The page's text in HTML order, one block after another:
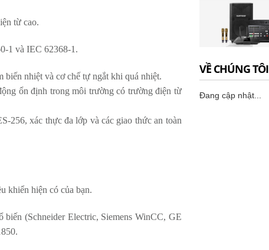
từ cao.
1 và IEC 62368-1.
nhiệt và cơ chế tự ngắt khi quá nhiệt.
ổn định trong môi trường có trường điện từ
256, xác thực đa lớp và các giao thức an toàn
khiển hiện có của bạn.
(Schneider Electric, Siemens WinCC, GE
VỀ CHÚNG TÔI
Đang cập nhật...